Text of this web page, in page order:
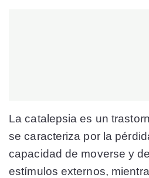
La catalepsia es un
se caracteriza por la
capacidad de moverse y
estímulos externos,